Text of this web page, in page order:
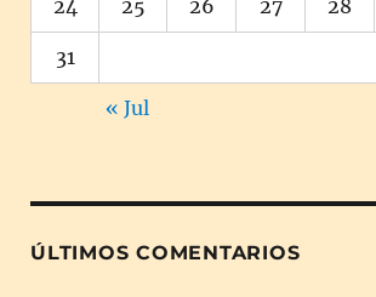
24 25 26 27 28
31
« Jul
ÚLTIMOS COMENTARIOS